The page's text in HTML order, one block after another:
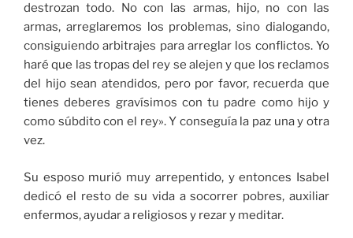
destrozan todo. No con las armas, hijo, no con las
armas, arreglaremos los problemas, sino dialogando,
consiguiendo arbitrajes para arreglar los conflictos. Yo
haré que las tropas del rey se alejen y que los reclamos
del hijo sean atendidos, pero por favor, recuerda que
tienes deberes gravísimos con tu padre como hijo y
como súbdito con el rey». Y conseguía la paz una y otra
vez.
Su esposo murió muy arrepentido, y entonces Isabel
dedicó el resto de su vida a socorrer pobres, auxiliar
enfermos, ayudar a religiosos y rezar y meditar.